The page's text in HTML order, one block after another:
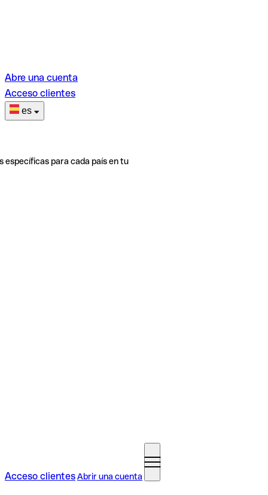
Abre una cuenta
Acceso clientes
es
específicas para cada país en tu
Acceso clientesAbrir una cuenta